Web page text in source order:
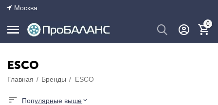
Москва
0
ESCO
Главная / Бренды / ESCO
Популярные выше